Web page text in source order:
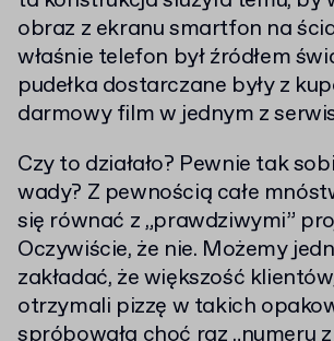
obraz z ekranu smartfon na
właśnie telefon był źródłem
pudełka dostarczane były z
darmowy film w jednym z
Czy to działało? Pewnie tak
wady? Z pewnością całe
się równać z „prawdziwymi”
Oczywiście, że nie. Możemy
zakładać, że większość
otrzymali pizzę w takich
spróbowała choć raz „numeru